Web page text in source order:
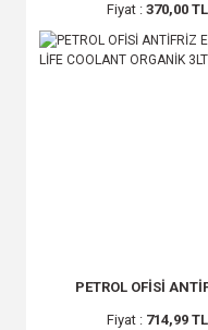
Fiyat : 370,00 TL
PETROL OFİSİ
Fiyat : 714,99 TL